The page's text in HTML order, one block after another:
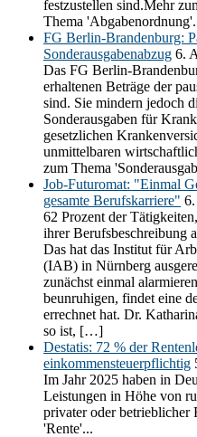
festzustellen sind.Mehr
Thema
FG Berlin-Brandenburg:
Sonderausgabenabzug 6.
Das FG Berlin-
erhaltenen Beträge der
sind. Sie mindern jedoch
Sonderausgaben für
gesetzlichen
unmittelbaren
zum Thema
Job-Futuromat: "Einmal
gesamte Berufskarriere"
62 Prozent der
ihrer Berufsbeschreibung
Das hat das Institut für
(IAB) in Nürnberg
zunächst einmal
beunruhigen, findet eine
errechnet hat. Dr.
so ist, […]
Destatis: 72 % der
einkommensteuerpflichtig
Im Jahr 2025 haben in
Leistungen in Höhe von
privater oder betrieblicher
'Rente'...